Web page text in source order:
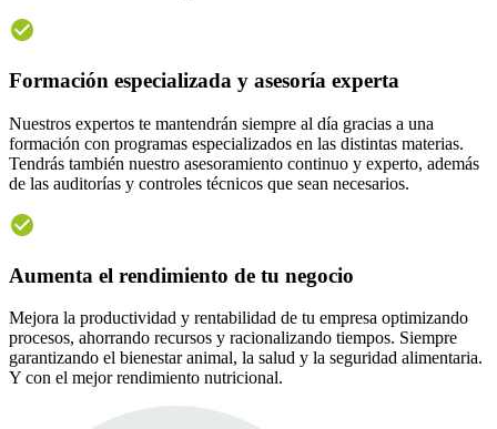
Formación especializada y asesoría experta
Nuestros expertos te mantendrán siempre al día gracias a una
formación con programas especializados en las distintas materias.
Tendrás también nuestro asesoramiento continuo y experto, además
de las auditorías y controles técnicos que sean necesarios.
Aumenta el rendimiento de tu negocio
Mejora la productividad y rentabilidad de tu empresa optimizando
procesos, ahorrando recursos y racionalizando tiempos. Siempre
garantizando el bienestar animal, la salud y la seguridad alimentaria.
Y con el mejor rendimiento nutricional.